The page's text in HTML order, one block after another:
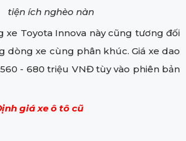
tiện ích nghèo nàn
xe Toyota Innova này cũng tương đối
dòng xe cùng phân khúc. Giá xe dao
- 680 triệu VNĐ tùy vào phiên bản
giá xe ô tô cũ